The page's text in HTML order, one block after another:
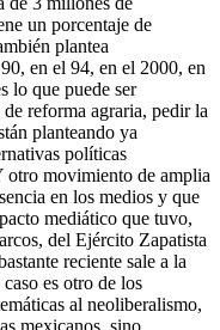
un porcentaje de
plantea
en el 94, en el 2000, en
lo que puede ser
reforma agraria, pedir la
planteando ya
políticas
otro movimiento de amplia
en los medios y que
mediático que tuvo,
del Ejército Zapatista
reciente sale a la
es otro de los
al neoliberalismo,
mexicanos, sino